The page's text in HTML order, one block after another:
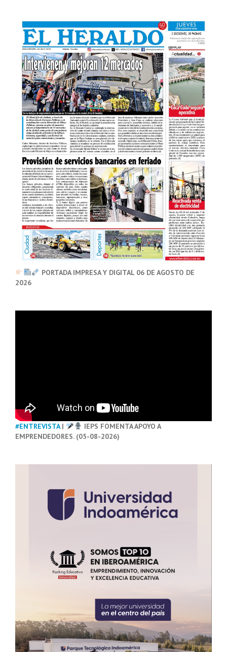
PORTADA IMPRESA Y DIGITAL 06 DE AGOSTO DE
2026
#ENTREVISTA|
IEPS FOMENTA APOYO A
EMPRENDEDORES. (05-08-2026)